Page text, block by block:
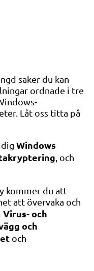
saker du kan
ordnade i tre
Låt oss titta på
Windows
, och
kommer du att
att övervaka och
Virus- och
och
och